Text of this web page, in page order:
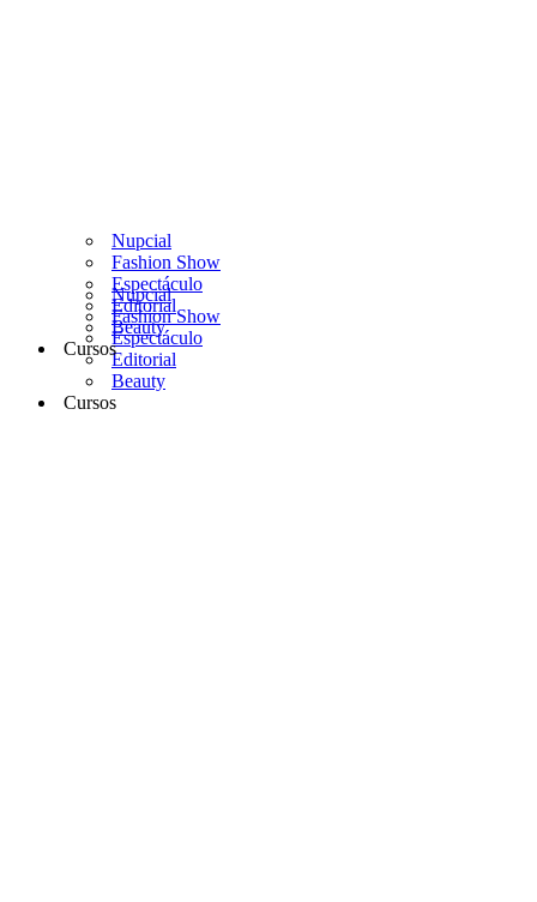
Nupcial
Fashion Show
Espectáculo
Editorial
Beauty
Cursos
Nupcial
Fashion Show
Espectáculo
Editorial
Beauty
Cursos